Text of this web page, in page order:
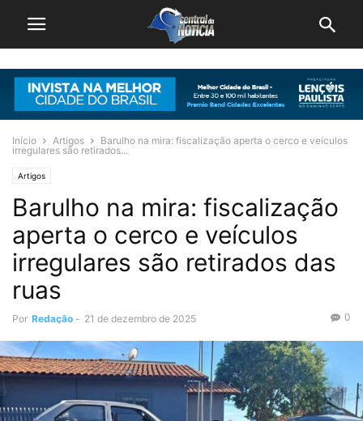
Início Artigos
Barulho na mira: fiscalização aperta o cerco e veículos
irregulares são retirados...
Artigos
Barulho na mira: fiscalização
aperta o cerco e veículos
irregulares são retirados das
ruas
Por Redação - 21 de dezembro de 2025 0